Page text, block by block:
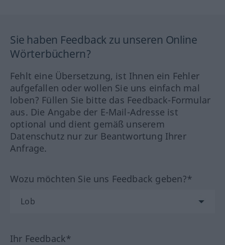
Sie haben Feedback zu unseren Online
Wörterbüchern?
Fehlt eine Übersetzung, ist Ihnen ein Fehler
aufgefallen oder wollen Sie uns einfach mal
loben? Füllen Sie bitte das Feedback-Formular
aus. Die Angabe der E-Mail-Adresse ist
optional und dient gemäß unserem
Datenschutz nur zur Beantwortung Ihrer
Anfrage.
Wozu möchten Sie uns Feedback geben?*
Ihr Feedback*